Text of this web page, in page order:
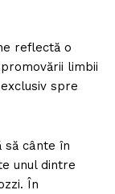
reflectă o
limbii
spre
să cânte în
unul dintre
În